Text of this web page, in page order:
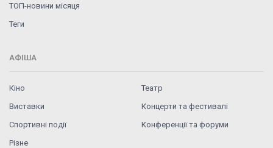
ТОП-новини місяця
Теги
АФІША
Кіно
Театр
Виставки
Концерти та фестивалі
Спортивні події
Конференції та форуми
Різне